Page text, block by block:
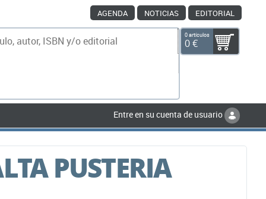
AGENDA NOTICIAS EDITORIAL
0 artículos
0 €
Entre en su cuenta de usuario
PUSTERIA